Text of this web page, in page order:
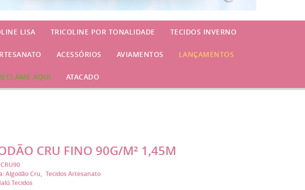
LISA TRICOLINE POR TONALIDADE TECIDOS INVERNO
ACESSÓRIOS AVIAMENTOS LANÇAMENTOS
AQUI ATACADO
CRU FINO 90G/M² 1,45M
Algodão Cru
Tecidos Artesanato
Tecidos